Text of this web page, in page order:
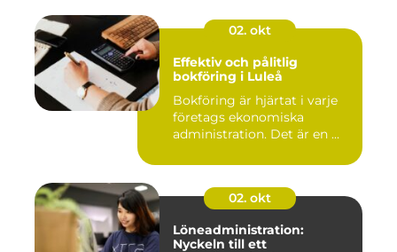
02. okt
Effektiv och pålitlig
bokföring i Luleå
Bokföring är hjärtat i varje
företags ekonomiska
administration. Det är en ...
02. okt
Löneadministration:
Nyckeln till ett